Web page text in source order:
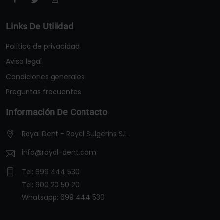
Links De Utilidad
Política de privacidad
Aviso legal
Condiciones generales
Preguntas frecuentes
Información De Contacto
Royal Dent - Royal Sulgerins S.L.
info@royal-dent.com
Tel: 699 444 530
Tel: 900 20 50 20
Whatsapp: 699 444 530